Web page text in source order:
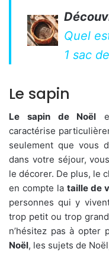
Quel
1 sac
Le sapin
Le sapin de Noël
caractérise
seulement que vous
dans votre séjour,
le décorer. De plus, le
en compte la taille de
personnes qui y
trop petit ou trop
n’hésitez pas à opter
Noël, les sujets de